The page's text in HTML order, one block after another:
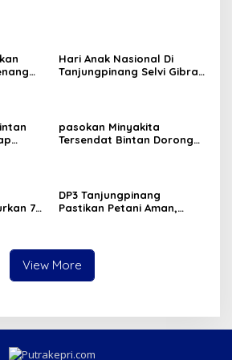
Hari Anak Nasional Di
Tanjungpinang Selvi Gibran
pasokan Minyakita
Tersendat Bintan Dorong
75
DP3 Tanjungpinang
Pastikan Petani Aman,
View More